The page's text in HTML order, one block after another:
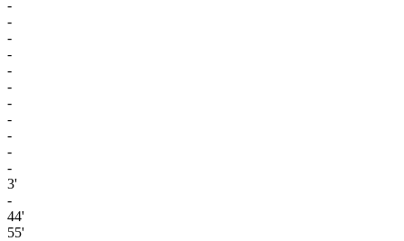
-
-
-
-
-
-
-
-
-
-
-
3'
-
44'
55'